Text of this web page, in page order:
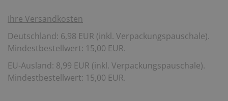
Ihre Versandkosten
Deutschland: 6,98 EUR (inkl. Verpackungspauschale).
Mindestbestellwert: 15,00 EUR.
EU-Ausland: 8,99 EUR (inkl. Verpackungspauschale).
Mindestbestellwert: 15,00 EUR.